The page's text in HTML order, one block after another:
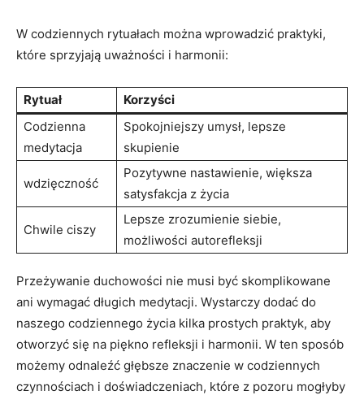
W codziennych rytuałach można wprowadzić praktyki,
które sprzyjają uważności i harmonii:
Rytuał
Korzyści
Codzienna
medytacja
Spokojniejszy umysł, lepsze
skupienie
wdzięczność
Pozytywne nastawienie, większa
satysfakcja z życia
Chwile ciszy
Lepsze zrozumienie siebie,
możliwości autorefleksji
Przeżywanie duchowości nie musi być skomplikowane
ani wymagać długich medytacji. Wystarczy dodać do
naszego codziennego życia kilka prostych praktyk, aby
otworzyć się na piękno refleksji i harmonii. W ten sposób
możemy odnaleźć głębsze znaczenie w codziennych
czynnościach i doświadczeniach, które z pozoru mogłyby